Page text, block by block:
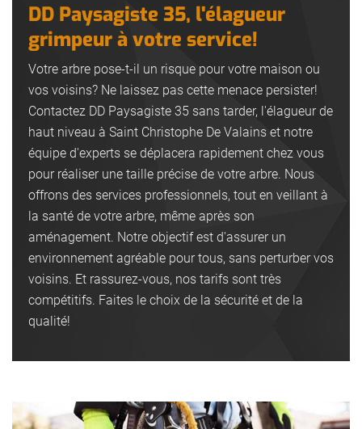
DD Paysagiste 35, l'élagueur
grimpeur à votre service!
Votre arbre pose-t-il un risque pour votre maison ou
vos voisins? Ne laissez pas cette menace persister!
Contactez DD Paysagiste 35 sans tarder, l'élagueur de
haut niveau à Saint Christophe De Valains et notre
équipe d'experts se déplacera rapidement chez vous
pour réaliser une taille précise de votre arbre. Nous
offrons des services professionnels, tout en veillant à
la santé de votre arbre, même après son
aménagement. Notre objectif est d'assurer un
environnement agréable pour tous, sans perturber vos
voisins. Et rassurez-vous, nos tarifs sont très
compétitifs. Faites le choix de la sécurité et de la
qualité!